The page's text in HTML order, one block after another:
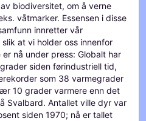
biodiversitet, om å verne
våtmarker. Essensen i disse
innretter vår
at vi holder oss innenfor
nå under press: Globalt har
siden førindustriell tid,
som 38 varmegrader
10 grader varmere enn det
Svalbard. Antallet ville dyr var
siden 1970; nå er tallet